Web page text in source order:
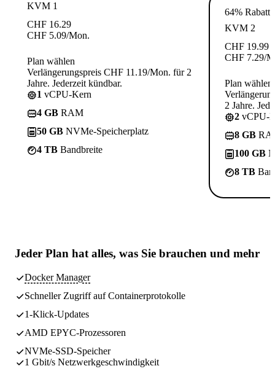
KVM 1
CHF 16.29
CHF 5.09/Mon.
Plan wählen
Verlängerungspreis CHF 11.19/Mon. für 2
Jahre. Jederzeit kündbar.
1 vCPU-Kern
4 GB RAM
50 GB NVMe-Speicherplatz
4 TB Bandbreite
64% Rabatt
KVM 2
CHF 19.99
CHF 7.29/
Plan wählen
2 Jahre.
2 vCPU-
8 GB
100 GB
8 TB
Jeder Plan hat alles, was Sie brauchen und mehr
Docker Manager
Schneller Zugriff auf Containerprotokolle
1-Klick-Updates
AMD EPYC-Prozessoren
NVMe-SSD-Speicher
1 Gbit/s Netzwerkgeschwindigkeit